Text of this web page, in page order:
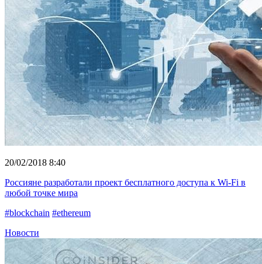
20/02/2018 8:40
Россияне разработали проект бесплатного доступа к Wi-Fi в
любой точке мира
#blockchain #ethereum
Новости